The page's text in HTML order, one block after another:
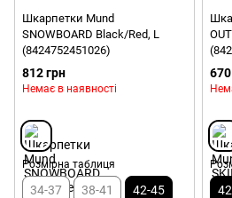
Шкарпетки Mund
SNOWBOARD Black/Red, L
(8424752451026)
812 грн
Немає в наявності
Розмірна таблиця
34-37 38-41 42-45